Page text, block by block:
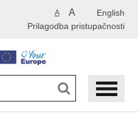
English
A A
Prilagodba pristupačnosti